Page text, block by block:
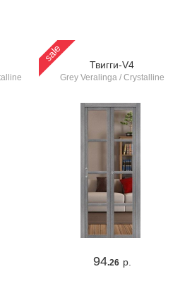
sale
Твигги-V4
Grey Veralinga / Crystalline
94.26 р.